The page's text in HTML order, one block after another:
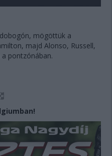
mögöttük a
majd Alonso, Russell,
pontzónában.